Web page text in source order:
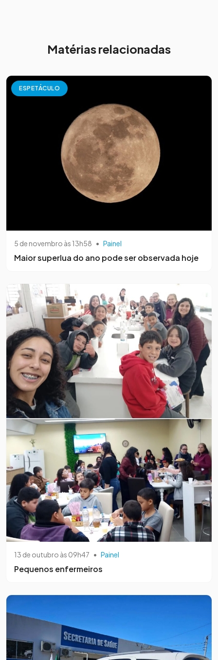
Matérias relacionadas
ESPETÁCULO
5 de novembro às 13h58 • Painel
Maior superlua do ano pode ser observada hoje
13 de outubro às 09h47 • Painel
Pequenos enfermeiros